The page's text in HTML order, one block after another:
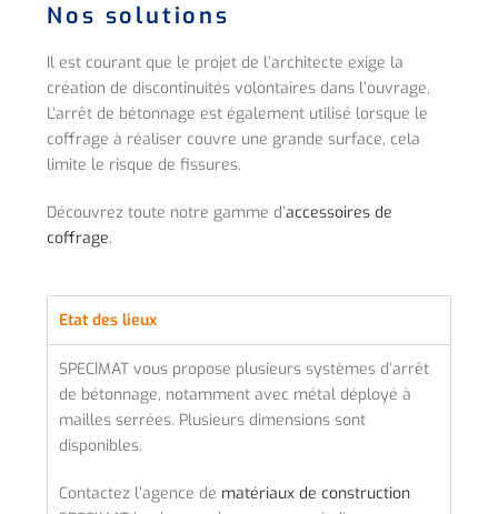
Nos solutions
Il est courant que le projet de l’architecte exige la
création de discontinuités volontaires dans l’ouvrage.
L’arrêt de bétonnage est également utilisé lorsque le
coffrage à réaliser couvre une grande surface, cela
limite le risque de fissures.
Découvrez toute notre gamme d’accessoires de
coffrage.
Etat des lieux
SPECIMAT vous propose plusieurs systèmes d’arrêt
de bétonnage, notamment avec métal déployé à
mailles serrées. Plusieurs dimensions sont
disponibles.
Contactez l’agence de matériaux de construction